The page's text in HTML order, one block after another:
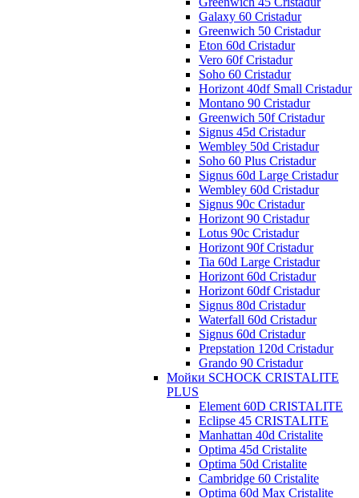
Galaxy 60 Cristadur
Greenwich 50 Cristadur
Eton 60d Cristadur
Vero 60f Cristadur
Soho 60 Cristadur
Horizont 40df Small Cristadur
Montano 90 Cristadur
Greenwich 50f Cristadur
Signus 45d Cristadur
Wembley 50d Cristadur
Soho 60 Plus Cristadur
Signus 60d Large Cristadur
Wembley 60d Cristadur
Signus 90c Cristadur
Horizont 90 Cristadur
Lotus 90c Cristadur
Horizont 90f Cristadur
Tia 60d Large Cristadur
Horizont 60d Cristadur
Horizont 60df Cristadur
Signus 80d Cristadur
Waterfall 60d Cristadur
Signus 60d Cristadur
Prepstation 120d Cristadur
Grando 90 Cristadur
Мойки SCHOCK CRISTALITE
PLUS
Element 60D CRISTALITE
Eclipse 45 CRISTALITE
Manhattan 40d Cristalite
Optima 45d Cristalite
Optima 50d Cristalite
Cambridge 60 Cristalite
Optima 60d Max Cristalite